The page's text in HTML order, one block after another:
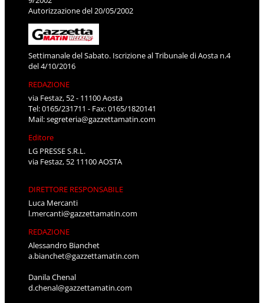
Autorizzazione del 20/05/2002
Settimanale del Sabato. Iscrizione al Tribunale di Aosta n.4
del 4/10/2016
REDAZIONE
via Festaz, 52 - 11100 Aosta
Tel: 0165/231711 - Fax: 0165/1820141
Mail:segreteria@gazzettamatin.com
Editore
LG PRESSE S.R.L.
via Festaz, 52 11100 AOSTA
DIRETTORE RESPONSABILE
Luca Mercanti
l.mercanti@gazzettamatin.com
REDAZIONE
Alessandro Bianchet
a.bianchet@gazzettamatin.com
Danila Chenal
d.chenal@gazzettamatin.com